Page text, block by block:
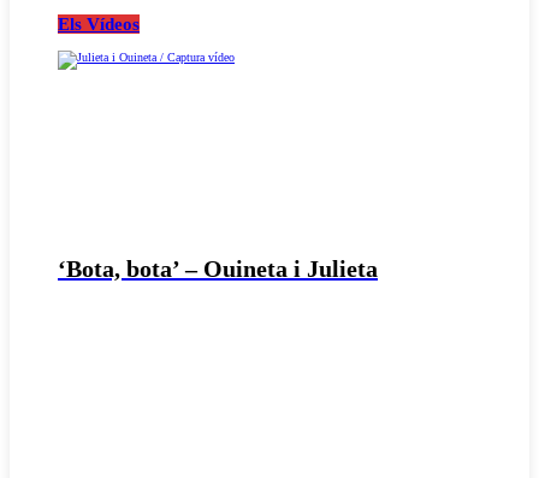
Els Vídeos
‘Bota, bota’ – Ouineta i Julieta